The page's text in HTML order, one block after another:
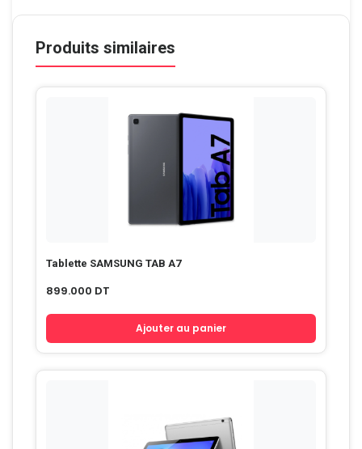
Produits similaires
Tablette SAMSUNG TAB A7
899.000 DT
Ajouter au panier